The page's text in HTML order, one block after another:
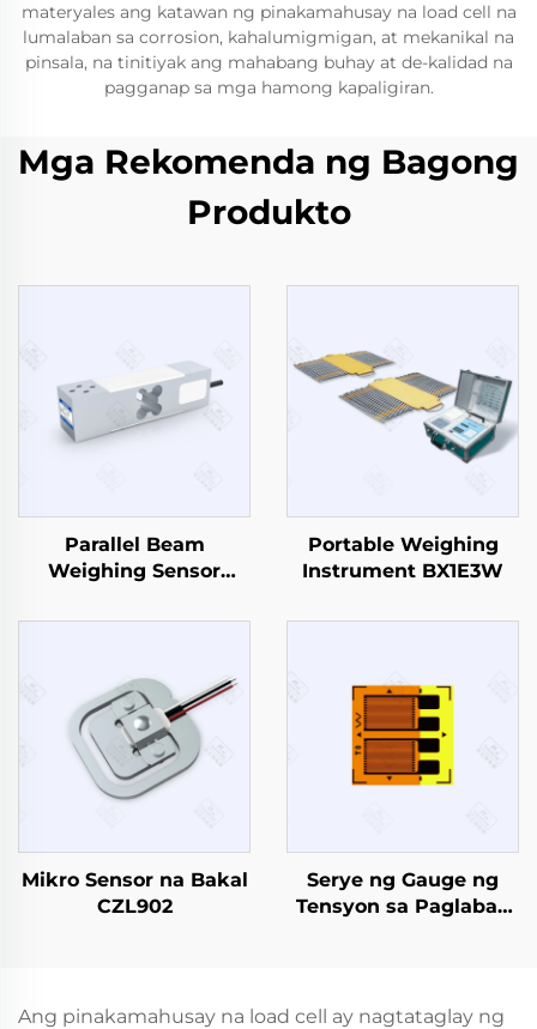
materyales ang katawan ng pinakamahusay na load cell na
lumalaban sa corrosion, kahalumigmigan, at mekanikal na
pinsala, na tinitiyak ang mahabang buhay at de-kalidad na
pagganap sa mga hamong kapaligiran.
Mga Rekomenda ng Bagong
Produkto
Parallel Beam
Weighing Sensor
Portable Weighing
Instrument BX1E3W
Mikro Sensor na Bakal
CZL902
Serye ng Gauge ng
Tensyon sa Paglaban
Ang pinakamahusay na load cell ay nagtataglay ng